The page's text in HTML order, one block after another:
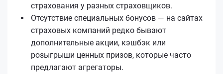
страхования у разных страховщиков.
Отсутствие специальных бонусов — на сайтах
страховых компаний редко бывают
дополнительные акции, кэшбэк или
розыгрыши ценных призов, которые часто
предлагают агрегаторы.